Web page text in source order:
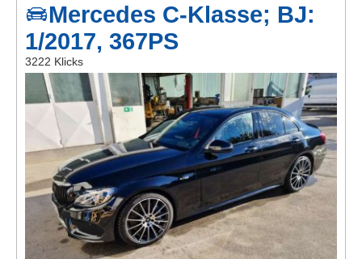
Auktionen
jetzt inserieren
Kontakt
AGB, Nutzungsbedingungen
Impressum
Mercedes C-Klasse; BJ:
1/2017, 367PS
3222 Klicks